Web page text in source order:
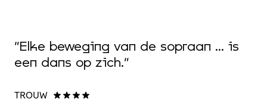
“Elke beweging van de sopraan ... is
een dans op zich.”
TROUW